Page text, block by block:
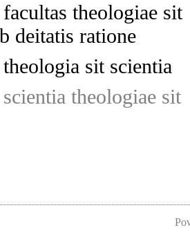
theologiae sit
deitatis ratione
sit scientia
theologiae sit